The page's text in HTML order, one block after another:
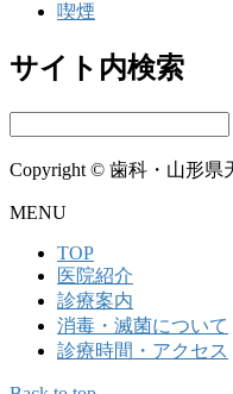
喫煙
サイト内検索
Copyright © 歯科・山形県
MENU
TOP
医院紹介
診療案内
消毒・滅菌について
診療時間・アクセス